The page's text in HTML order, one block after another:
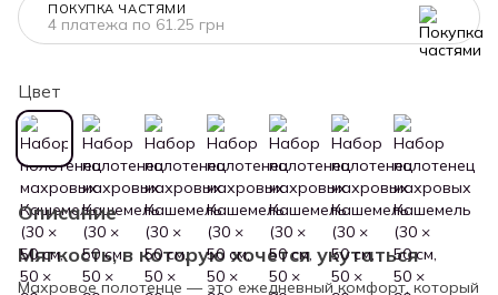
ПОКУПКА ЧАСТЯМИ
4 платежа по 61.25 грн
Цвет
Описание
Мягкость, в которую хочется укутаться
Махровое полотенце — это ежедневный комфорт, который